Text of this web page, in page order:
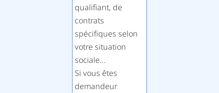
qualifiant, de
contrats
spécifiques selon
votre situation
sociale…
Si vous êtes
demandeur